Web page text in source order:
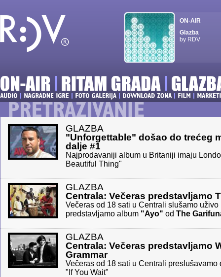
ON-AIR
Glazba
by RDV
GLAZBA
"Unforgettable" došao do trećeg
dalje #1
Najprodavaniji album u Britaniji imaju
Beautiful Thing"
GLAZBA
Centrala: Večeras predstavljamo
Večeras od 18 sati u Centrali slušamo uživo
predstavljamo album "Ayo" od The
GLAZBA
Centrala: Večeras predstavljamo
Grammar
Večeras od 18 sati u Centrali
"If You Wait"